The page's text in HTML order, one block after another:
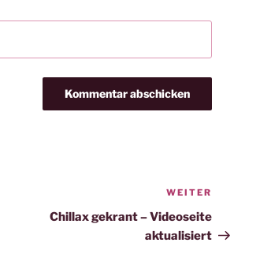
Beitrag
WEITER
Chillax gekrant – Videoseite
aktualisiert